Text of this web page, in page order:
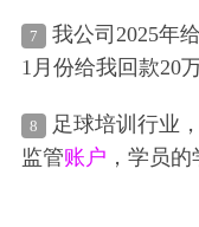
后面又退了
0.01到公司账户，
后支付宝原路退回
7
我公司2025年
1月份给我回款20
有那么多钱，甲方
公司户给 退回。怎
8
足球培训行业
监管账户 ，学员